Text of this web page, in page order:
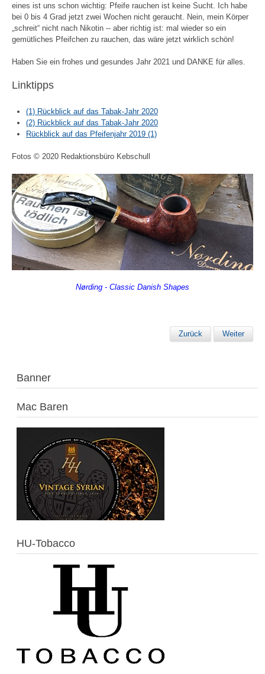
eines ist uns schon wichtig: Pfeife rauchen ist keine Sucht. Ich habe
bei 0 bis 4 Grad jetzt zwei Wochen nicht geraucht. Nein, mein Körper
„schreit“ nicht nach Nikotin -- aber richtig ist: mal wieder so ein
gemütliches Pfeifchen zu rauchen, das wäre jetzt wirklich schön!
Haben Sie ein frohes und gesundes Jahr 2021 und DANKE für alles.
Linktipps
(1) Rückblick auf das Tabak-Jahr 2020
(2) Rückblick auf das Tabak-Jahr 2020
Rückblick auf das Pfeifenjahr 2019 (1)
Fotos © 2020 Redaktionsbüro Kebschull
Nørding - Classic Danish Shapes
Zurück Weiter
Banner
Mac Baren
HU-Tobacco